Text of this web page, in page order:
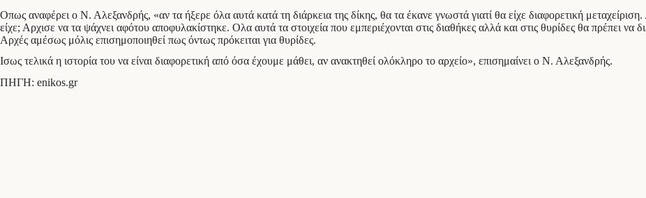
Οπως αναφέρει ο Ν. Αλεξανδρής, «αν τα ήξερε όλα αυτά κατά τη διάρκεια της δίκης, θα τα έκανε γνωστά γιατί θα είχε διαφορετική
είχε; Αρχισε να τα ψάχνει αφότου αποφυλακίστηκε. Ολα αυτά τα στοιχεία που εμπεριέχονται στις διαθήκες αλλά και στις θυρίδες θα πρέπει να
Αρχές αμέσως μόλις επισημοποιηθεί πως όντως πρόκειται για θυρίδες.
Ισως τελικά η ιστορία του να είναι διαφορετική από όσα έχουμε μάθει, αν ανακτηθεί ολόκληρο το αρχείο», επισημαίνει ο Ν. Αλεξανδρής.
ΠΗΓΗ: enikos.gr